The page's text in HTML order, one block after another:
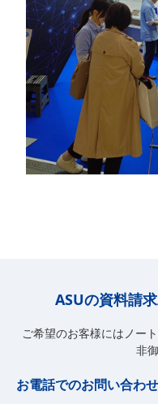
ASUの資料請
ご希望のお客様にはノー
非
お電話でのお問い合わせ